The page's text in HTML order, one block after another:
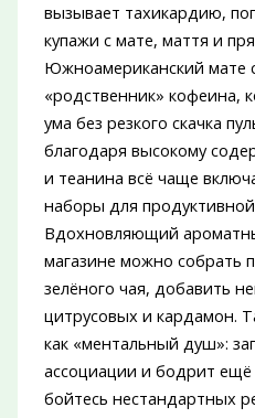
вызывает тахикардию,
купажи с мате, маття и
Южноамериканский
«родственник» кофеина,
ума без резкого скачка
благодаря высокому
и теанина всё чаще
наборы для
Вдохновляющий
магазине можно собрать
зелёного чая, добавить
цитрусовых и кардамон.
как «ментальный душ»:
ассоциации и бодрит ещё
бойтесь нестандартных